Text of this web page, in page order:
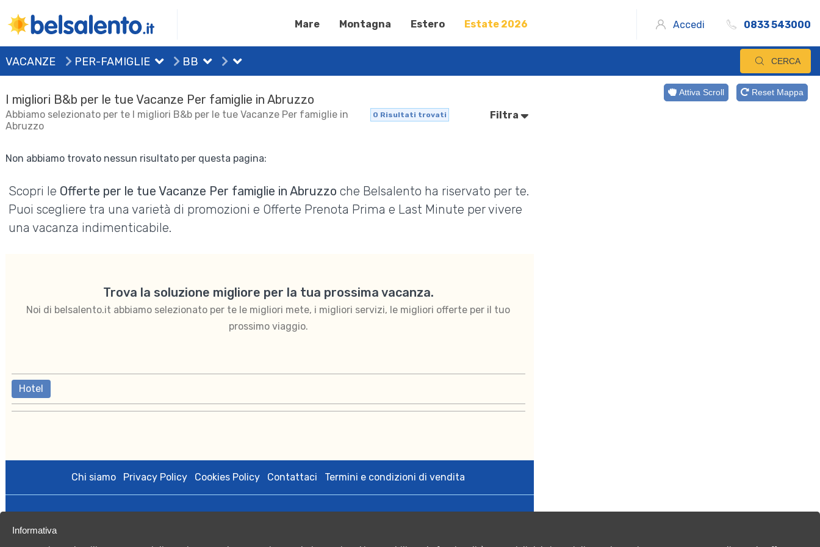
Mare Montagna Estero Estate 2026 Accedi 0833 543000
VACANZE PER-FAMIGLIE BB CERCA
I migliori B&b per le tue Vacanze Per famiglie in Abruzzo
Abbiamo selezionato per te I migliori B&b per le tue Vacanze Per famiglie in
Abruzzo
0 Risultati trovati Filtra
Non abbiamo trovato nessun risultato per questa pagina:
Scopri le Offerte per le tue Vacanze Per famiglie in Abruzzo che Belsalento ha riservato per te.
Puoi scegliere tra una varietà di promozioni e Offerte Prenota Prima e Last Minute per vivere
una vacanza indimenticabile.
Trova la soluzione migliore per la tua prossima vacanza.
Noi di belsalento.it abbiamo selezionato per te le migliori mete, i migliori servizi, le migliori offerte per il tuo
prossimo viaggio.
Hotel
Chi siamo Privacy Policy Cookies Policy Contattaci Termini e condizioni di vendita
licenza amministrativa n.0079508 del 27/10/2020; Registro Imprese CCIAA di Lecce n. 05108640755 - Numero REA: LE - 342564;
Attiva Scroll Reset Mappa
Informativa